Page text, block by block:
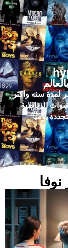
لمدة سنه واكثر
الرياضية
يوميا